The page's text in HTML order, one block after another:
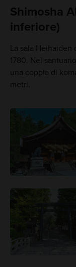
Shimosha
inferiore)
La sala
1780. Nel
una coppia di
metri.